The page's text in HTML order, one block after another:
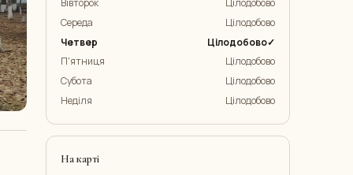
Вівторок
Цілодобово
Середа
Цілодобово
Четвер
Цілодобово✓
П'ятниця
Цілодобово
Субота
Цілодобово
Неділя
Цілодобово
На карті